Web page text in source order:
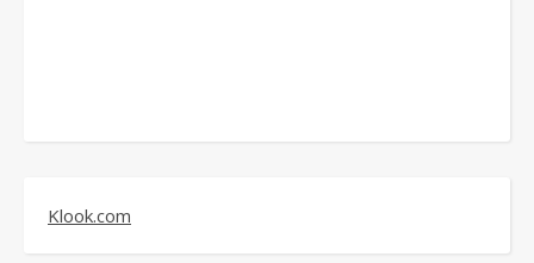
Klook.com